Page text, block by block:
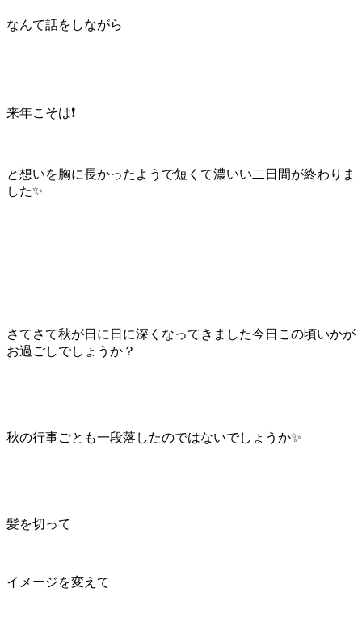
なんて話をしながら
来年こそは❗
と想いを胸に長かったようで短くて濃いい二日間が終わりま
した✨
さてさて秋が日に日に深くなってきました今日この頃いかが
お過ごしでしょうか？
秋の行事ごとも一段落したのではないでしょうか✨
髪を切って
イメージを変えて